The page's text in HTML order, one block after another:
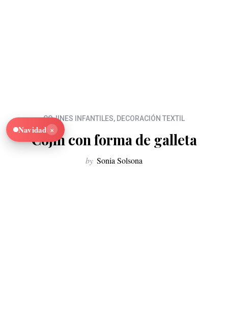
COJINES INFANTILES, DECORACIÓN TEXTIL
Cojín con forma de galleta
by Sonia Solsona
Navidad ×